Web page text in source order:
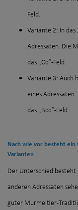
Feld.
Variante 2: In das
Adressaten. Die
das „Cc“-Feld.
Variante 3: Auch
eines
das „Bcc“-Feld.
Nach wie vor besteht ein
Varianten
Der Unterschied besteht
anderen Adressaten
guter Murmeltier-